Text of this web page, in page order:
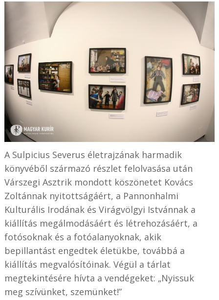
A Sulpicius Severus életrajzának harmadik
könyvéből származó részlet felolvasása után
Várszegi Asztrik mondott köszönetet Kovács
Zoltánnak nyitottságáért, a Pannonhalmi
Kulturális Irodának és Virágvölgyi Istvánnak a
kiállítás megálmodásáért és létrehozásáért, a
fotósoknak és a fotóalanyoknak, akik
bepillantást engedtek életükbe, továbbá a
kiállítás megvalósítóinak. Végül a tárlat
megtekintésére hívta a vendégeket: „Nyissuk
meg szívünket, szemünket!”